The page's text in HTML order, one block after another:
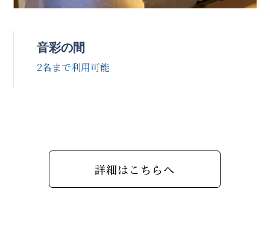
音彩の間
2名まで利用可能
詳細はこちらへ